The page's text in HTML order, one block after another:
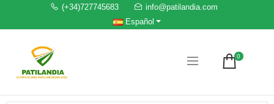
(+34)727745683
info@patilandia.com
Español
0